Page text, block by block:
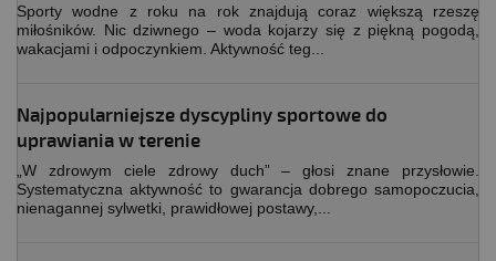
Sporty wodne z roku na rok znajdują coraz większą rzeszę
miłośników. Nic dziwnego – woda kojarzy się z piękną pogodą,
wakacjami i odpoczynkiem. Aktywność teg...
Najpopularniejsze dyscypliny sportowe do
uprawiania w terenie
„W zdrowym ciele zdrowy duch” – głosi znane przysłowie.
Systematyczna aktywność to gwarancja dobrego samopoczucia,
nienagannej sylwetki, prawidłowej postawy,...